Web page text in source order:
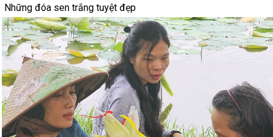
Những đóa sen trắng tuyệt đẹp